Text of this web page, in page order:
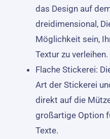
das Design auf
dreidimensional,
Möglichkeit sein,
Textur zu verleihen.
Flache Stickerei:
Art der Stickerei
direkt auf die
großartige Option
Texte.